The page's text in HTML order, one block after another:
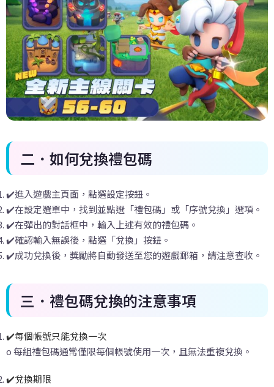
二．如何兌換禮包碼
✔️進入遊戲主頁面，點選設定按鈕。
✔️在設定選單中，找到並點選「禮包碼」或「序號兌換」選項。
✔️在彈出的對話框中，輸入上述有效的禮包碼。
✔️確認輸入無誤後，點選「兌換」按鈕。
✔️成功兌換後，獎勵將自動發送至您的遊戲郵箱，請注意查收。
三．禮包碼兌換的注意事項
✔️每個帳號只能兌換一次
o 每組禮包碼通常僅限每個帳號使用一次，且無法重複兌換。
✔️兌換期限